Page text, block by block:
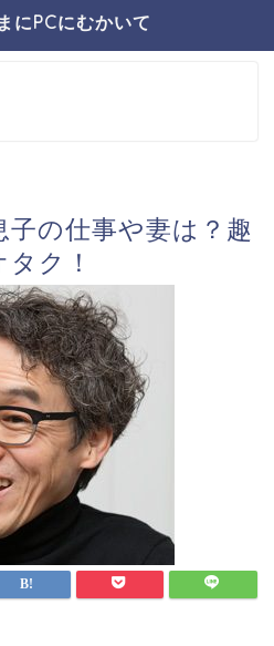
にPCにむかいて
の仕事や妻は？趣
ク！